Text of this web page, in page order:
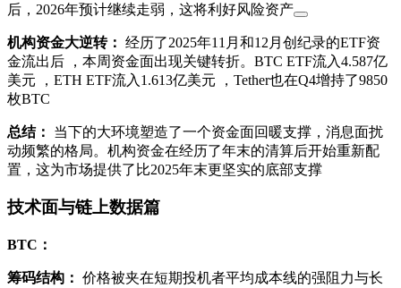
后，2026年预计继续走弱，这将利好风险资产
机构资金大逆转： 经历了2025年11月和12月创纪录的ETF资
金流出后
，本周资金面出现关键转折。BTC ETF流入4.587亿
美元 ，ETH ETF流入1.613亿美元 ，Tether也在Q4增持了9850
枚BTC
总结：
当下的大环境塑造了一个资金面回暖支撑，消息面扰
动频繁的格局。机构资金在经历了年末的清算后开始重新配
置，这为市场提供了比2025年末更坚实的底部支撑
技术面与链上数据篇
BTC：
筹码结构： 价格被夹在短期投机者平均成本线的强阻力与长